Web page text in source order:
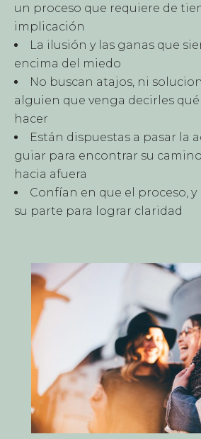
un proceso que requiere de
implicación
La ilusión y las ganas que
encima del miedo
No buscan atajos, ni
alguien que venga decirles
hacer
Están dispuestas a pasar la
guiar para encontrar su
hacia afuera
Confían en que el proceso,
su parte para lograr claridad